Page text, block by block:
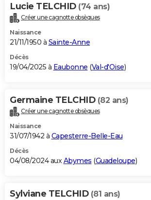
Bricolage
Lifestyle
Culture
Sport
Auto
Television
Voyage
Cinema
Lucie TELCHID (74 ans)
Créer une cagnotte obsèques
Naissance
21/11/1950 à Sainte-Anne
Décès
19/04/2025 à Eaubonne (Val-d'Oise)
Germaine TELCHID (82 ans)
Créer une cagnotte obsèques
Naissance
31/07/1942 à Capesterre-Belle-Eau
Décès
04/08/2024 aux Abymes (Guadeloupe)
Sylviane TELCHID (81 ans)